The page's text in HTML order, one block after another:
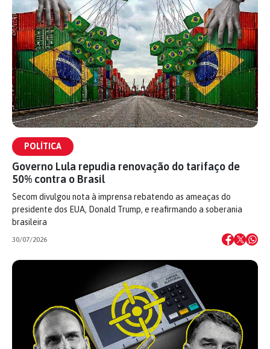
POLÍTICA
Governo Lula repudia renovação do tarifaço de
50% contra o Brasil
Secom divulgou nota à imprensa rebatendo as ameaças do
presidente dos EUA, Donald Trump, e reafirmando a soberania
brasileira
30/07/2026